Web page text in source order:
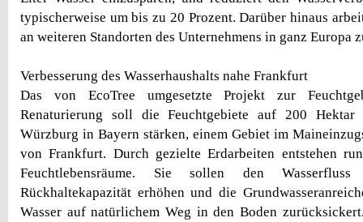
typischerweise um bis zu 20 Prozent. Darüber hinaus
an weiteren Standorten des Unternehmens in ganz Europa
Verbesserung des Wasserhaushalts nahe Frankfurt
Das von EcoTree umgesetzte Projekt zur
Renaturierung soll die Feuchtgebiete auf 200 Hektar
Würzburg in Bayern stärken, einem Gebiet im
von Frankfurt. Durch gezielte Erdarbeiten entstehen
Feuchtlebensräume. Sie sollen den Wasserfluss
Rückhaltekapazität erhöhen und die
Wasser auf natürlichem Weg in den Boden